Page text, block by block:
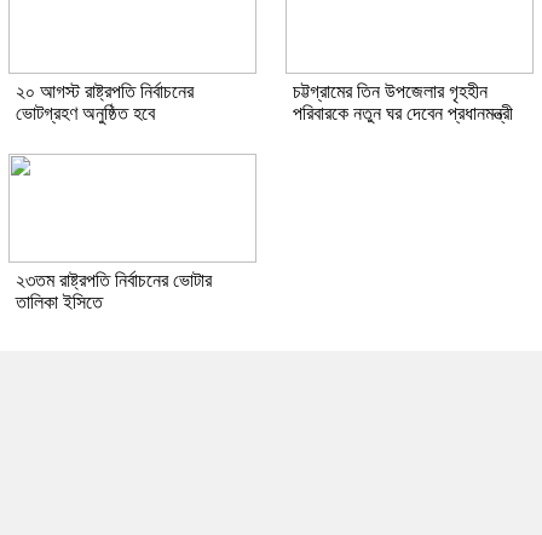
২০ আগস্ট রাষ্ট্রপতি নির্বাচনের
ভোটগ্রহণ অনুষ্ঠিত হবে
চট্টগ্রামের তিন উপজেলার গৃহহীন
পরিবারকে নতুন ঘর দেবেন প্রধানমন্ত্রী
২৩তম রাষ্ট্রপতি নির্বাচনের ভোটার
তালিকা ইসিতে